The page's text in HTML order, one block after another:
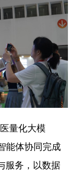
量化大模
能体协同完成
服务，以数据